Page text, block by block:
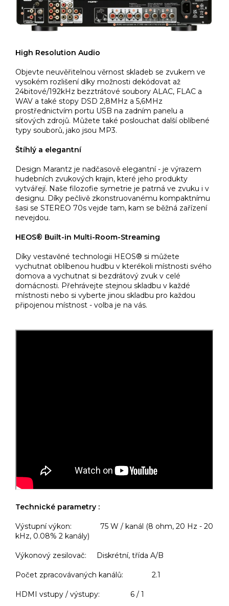
High Resolution Audio
Objevte neuvěřitelnou věrnost skladeb se zvukem ve
vysokém rozlišení díky možnosti dekódovat až
24bitové/192kHz bezztrátové soubory ALAC, FLAC a
WAV a také stopy DSD 2,8MHz a 5,6MHz
prostřednictvím portu USB na zadním panelu a
síťových zdrojů. Můžete také poslouchat další oblíbené
typy souborů, jako jsou MP3.
Štíhlý a elegantní
Design Marantz je nadčasově elegantní - je výrazem
hudebních zvukových krajin, které jeho produkty
vytvářejí. Naše filozofie symetrie je patrná ve zvuku i v
designu. Díky pečlivě zkonstruovanému kompaktnímu
šasi se STEREO 70s vejde tam, kam se běžná zařízení
nevejdou.
HEOS® Built-in Multi-Room-Streaming
Díky vestavěné technologii HEOS® si můžete
vychutnat oblíbenou hudbu v kterékoli místnosti svého
domova a vychutnat si bezdrátový zvuk v celé
domácnosti. Přehrávejte stejnou skladbu v každé
místnosti nebo si vyberte jinou skladbu pro každou
připojenou místnost - volba je na vás.
Technické parametry :
Výstupní výkon: 75 W / kanál (8 ohm, 20 Hz - 20
kHz, 0.08% 2 kanály)
Výkonový zesilovač: Diskrétní, třída A/B
Počet zpracovávaných kanálů: 2.1
HDMI vstupy / výstupy: 6 / 1